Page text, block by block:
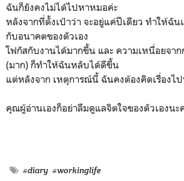
ฉันก็ยังคงไม่ได้ไปหาหมอค่ะ
หลังจากที่ตั้งเป้าว่า จะอยู่แค่ปีเดียว ทำให้ฉัน
กับอนาคตของตัวเอง
โฟกัสกับงานได้มากขึ้น และ ความเหนื่อยจา
(มาก) ก็ทำให้ฉันหลับได้ดีขึ้น
แต่หลังจาก เหตุการณ์นี้ ฉันคงต้องคิดเรื่องไ
คุณผู้อ่านเองก็อย่าลืมดูแลจิตใจของตัวเองนะ
#diary #workinglife